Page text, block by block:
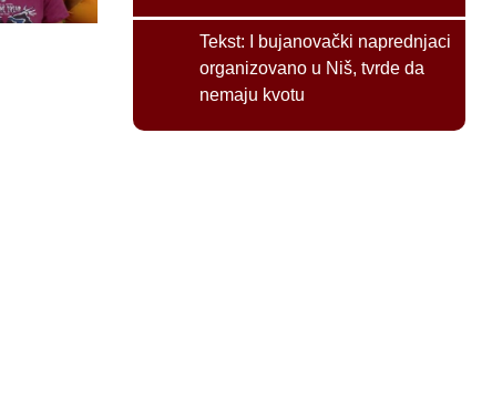
Tekst:
I bujanovački naprednjaci
organizovano u Niš, tvrde da
nemaju kvotu